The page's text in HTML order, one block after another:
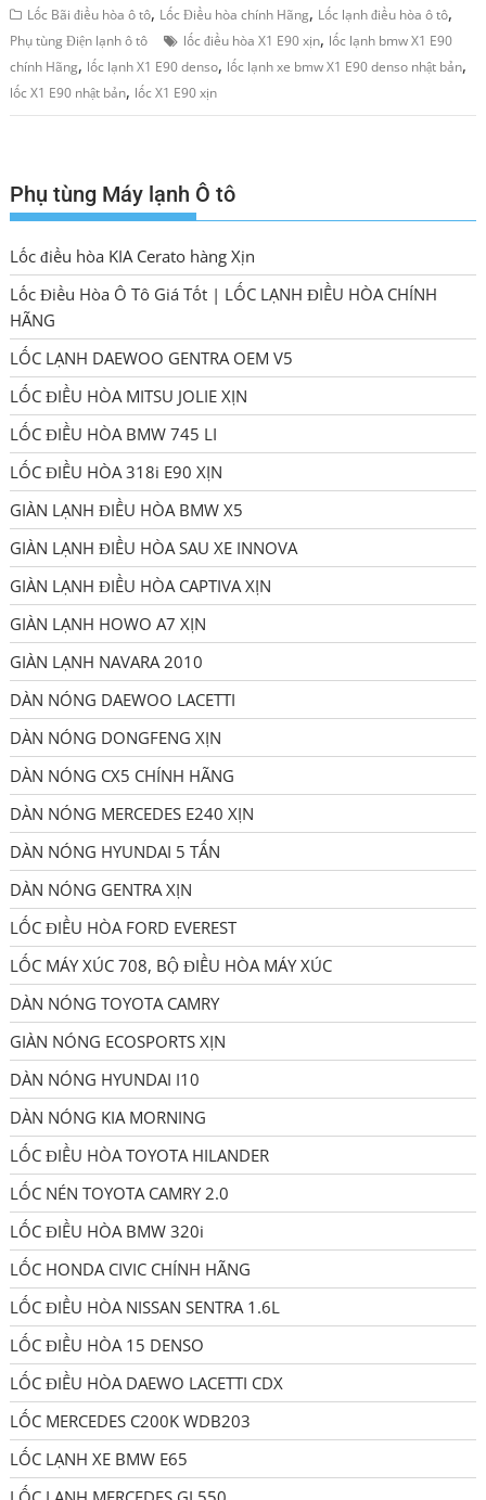
Lốc Bãi điều hòa ô tô, Lốc Điều hòa chính Hãng, Lốc lạnh điều hòa ô tô,
Phụ tùng Điện lạnh ô tô lốc điều hòa X1 E90 xịn, lốc lạnh bmw X1 E90
chính Hãng, lốc lạnh X1 E90 denso, lốc lạnh xe bmw X1 E90 denso nhật bản,
lốc X1 E90 nhật bản, lốc X1 E90 xịn
Phụ tùng Máy lạnh Ô tô
Lốc điều hòa KIA Cerato hàng Xịn
Lốc Điều Hòa Ô Tô Giá Tốt | LỐC LẠNH ĐIỀU HÒA CHÍNH
HÃNG
LỐC LẠNH DAEWOO GENTRA OEM V5
LỐC ĐIỀU HÒA MITSU JOLIE XỊN
LỐC ĐIỀU HÒA BMW 745 LI
LỐC ĐIỀU HÒA 318i E90 XỊN
GIÀN LẠNH ĐIỀU HÒA BMW X5
GIÀN LẠNH ĐIỀU HÒA SAU XE INNOVA
GIÀN LẠNH ĐIỀU HÒA CAPTIVA XỊN
GIÀN LẠNH HOWO A7 XỊN
GIÀN LẠNH NAVARA 2010
DÀN NÓNG DAEWOO LACETTI
DÀN NÓNG DONGFENG XỊN
DÀN NÓNG CX5 CHÍNH HÃNG
DÀN NÓNG MERCEDES E240 XỊN
DÀN NÓNG HYUNDAI 5 TẤN
DÀN NÓNG GENTRA XỊN
LỐC ĐIỀU HÒA FORD EVEREST
LỐC MÁY XÚC 708, BỘ ĐIỀU HÒA MÁY XÚC
DÀN NÓNG TOYOTA CAMRY
GIÀN NÓNG ECOSPORTS XỊN
DÀN NÓNG HYUNDAI I10
DÀN NÓNG KIA MORNING
LỐC ĐIỀU HÒA TOYOTA HILANDER
LỐC NÉN TOYOTA CAMRY 2.0
LỐC ĐIỀU HÒA BMW 320i
LỐC HONDA CIVIC CHÍNH HÃNG
LỐC ĐIỀU HÒA NISSAN SENTRA 1.6L
LỐC ĐIỀU HÒA 15 DENSO
LỐC ĐIỀU HÒA DAEWO LACETTI CDX
LỐC MERCEDES C200K WDB203
LỐC LẠNH XE BMW E65